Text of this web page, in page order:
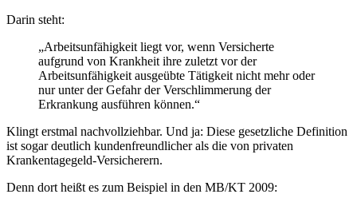
Darin steht:
„Arbeitsunfähigkeit liegt vor, wenn Versicherte
aufgrund von Krankheit ihre zuletzt vor der
Arbeitsunfähigkeit ausgeübte Tätigkeit nicht mehr oder
nur unter der Gefahr der Verschlimmerung der
Erkrankung ausführen können.“
Klingt erstmal nachvollziehbar. Und ja: Diese gesetzliche Definition
ist sogar deutlich kundenfreundlicher als die von privaten
Krankentagegeld-Versicherern.
Denn dort heißt es zum Beispiel in den MB/KT 2009: